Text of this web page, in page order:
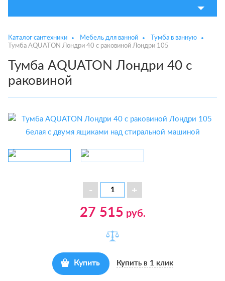
Каталог сантехники Мебель для ванной
Тумба в ванную
Тумба AQUATON Лондри 40 с раковиной Лондри 105
Тумба AQUATON Лондри 40 с
раковиной
27 515 руб.
Купить Купить в 1 клик